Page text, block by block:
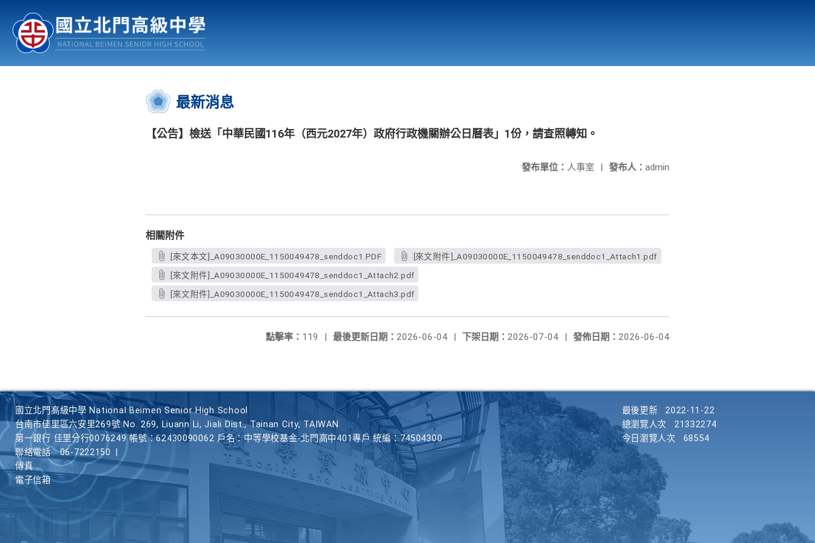
認識北中 行事曆
:::
最新消息
【公告】檢送「中華民國116年（西元2027年）政府行政機關辦公日曆表」1份，請查照轉知。
發布人： admin
發布單位： 人事室 |
相關附件
[來文本文]_A09030000E_1150049478_senddoc1.PDF
[來文附件]_A09030000E_1150049478_senddoc1_Attach1.pdf
[來文附件]_A09030000E_1150049478_senddoc1_Attach2.pdf
[來文附件]_A09030000E_1150049478_senddoc1_Attach3.pdf
發佈日期： 2026-06-04
下架日期： 2026-07-04 |
最後更新日期： 2026-06-04 |
點擊率： 119 |
國立北門高級中學 National Beimen Senior High School
台南市佳里區六安里269號 No. 269, Liuann Li, Jiali Dist., Tainan City, TAIWAN
第一銀行 佳里分行0076249 帳號：62430090062 戶名：中等學校基金-北門高中401專戶 統編：74504300
聯絡電話
06-7222150
傳真
電子信箱
最後更新
2022-11-22
總瀏覽人次
21332274
今日瀏覽人次
68554